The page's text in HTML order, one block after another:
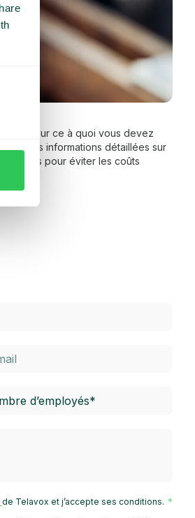
et sur ce à quoi vous devez
des informations détaillées sur
conseils pour éviter les coûts
de Telavox et j’accepte ses conditions.